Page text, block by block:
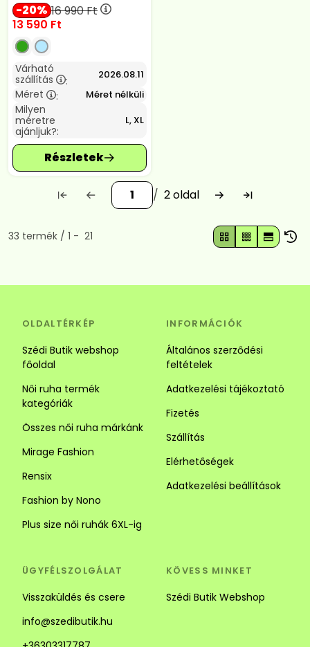
20 16 990Ft
13 590 Ft
Várható
szállítás
: 2026.08.11
Méret : Méret nélküli
Milyen
méretre
ajánljuk?:
L, XL
2
Összes termék a kategóriában
33 termék 1 21
OLDALTÉRKÉP
Szédi Butik webshop
főoldal
Női ruha termék
kategóriák
Összes női ruha márkánk
Mirage Fashion
Rensix
Fashion by Nono
Plus size női ruhák 6XL-ig
INFORMÁCIÓK
Általános szerződési
feltételek
Adatkezelési tájékoztató
Fizetés
Szállítás
Elérhetőségek
Adatkezelési beállítások
ÜGYFÉLSZOLGÁLAT
Visszaküldés és csere
info@szedibutik.hu
KÖVESS MINKET
Szédi Butik Webshop